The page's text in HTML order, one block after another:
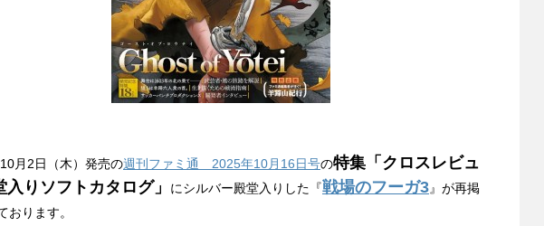
月2日（木）発売の週刊ファミ通 2025年10月16日号の特集「クロスレビュ
入りソフトカタログ」
にシルバー殿堂入りした『戦場のフーガ3』が再掲
おります。